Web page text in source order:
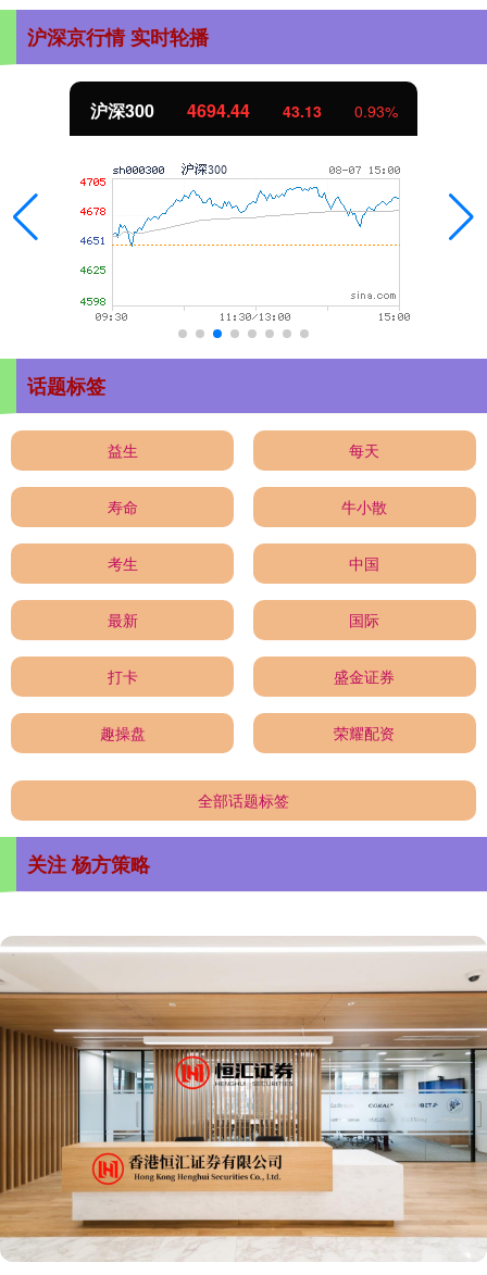
沪深京行情 实时轮播
北证50 1134.24 11.37 1.01%
话题标签
益生 每天
寿命 牛小散
考生 中国
最新 国际
打卡 盛金证券
趣操盘 荣耀配资
全部话题标签
关注 杨方策略